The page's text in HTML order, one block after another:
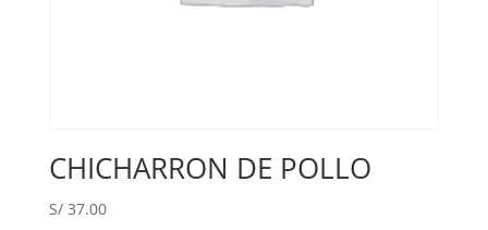
CHICHARRON DE POLLO
S/37.00